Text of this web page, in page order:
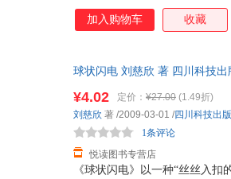
似平淡的宏大，向我们生动地
不能大彻大悟的哲学问题。故
加入购物车 收藏
球状闪电 刘慈欣 著 四川科技
《球状闪电》以一种“丝丝入
¥4.02 定价： ¥27.00 (1.49折)
悦读图书专营店
1条评论
刘慈欣 著 /2009-03-01 /四川科技出